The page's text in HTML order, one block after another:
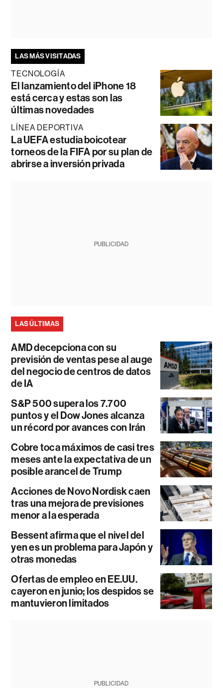
LAS MÁS VISITADAS
TECNOLOGÍA
El lanzamiento del iPhone 18
está cerca y estas son las
últimas novedades
LÍNEA DEPORTIVA
La UEFA estudia boicotear
torneos de la FIFA por su plan de
abrirse a inversión privada
PUBLICIDAD
LAS ÚLTIMAS
AMD decepciona con su
previsión de ventas pese al auge
del negocio de centros de datos
de IA
S&P 500 supera los 7.700
puntos y el Dow Jones alcanza
un récord por avances con Irán
Cobre toca máximos de casi tres
meses ante la expectativa de un
posible arancel de Trump
Acciones de Novo Nordisk caen
tras una mejora de previsiones
menor a la esperada
Bessent afirma que el nivel del
yen es un problema para Japón y
otras monedas
Ofertas de empleo en EE.UU.
cayeron en junio; los despidos se
mantuvieron limitados
PUBLICIDAD